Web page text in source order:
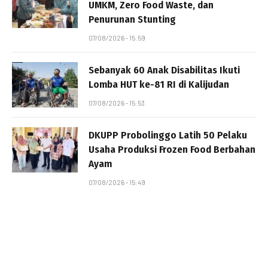
UMKM, Zero Food Waste, dan
Penurunan Stunting
07/08/2026 - 15:59
Sebanyak 60 Anak Disabilitas Ikuti
Lomba HUT ke-81 RI di Kalijudan
07/08/2026 - 15:53
DKUPP Probolinggo Latih 50 Pelaku
Usaha Produksi Frozen Food Berbahan
Ayam
07/08/2026 - 15:49